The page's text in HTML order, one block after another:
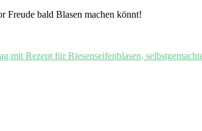
Freude bald Blasen machen könnt!